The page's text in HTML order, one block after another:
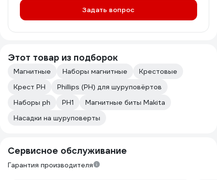
Задать вопрос
Этот товар из подборок
Магнитные Наборы магнитные
Крестовые
Крест PH
Phillips (PH) для шуруповёртов
Наборы ph
PH1
Магнитные биты Makita
Насадки на шуруповерты
Сервисное обслуживание
Гарантия производителя